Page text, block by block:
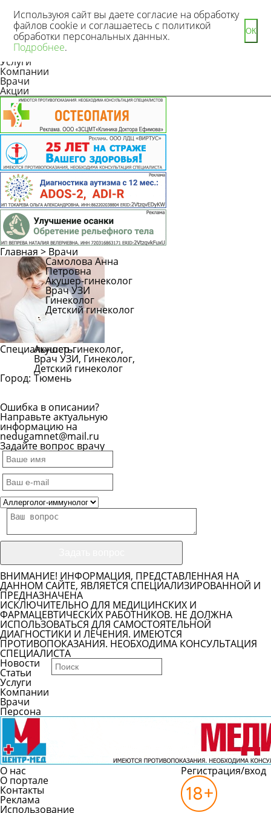
Новости
Статьи
Услуги
Компании
Врачи
Акции
Главная > Врачи
Самолова Анна
Петровна
Акушер-гинеколог
Врач УЗИ
Гинеколог
Детский гинеколог
Специальность:
Акушер-гинеколог,
Врач УЗИ, Гинеколог,
Детский гинеколог
Город: Тюмень
Ошибка в описании?
Направьте актуальную
информацию на
nedugamnet@mail.ru
Задайте вопрос врачу
ВНИМАНИЕ! ИНФОРМАЦИЯ, ПРЕДСТАВЛЕННАЯ НА
ДАННОМ САЙТЕ, ЯВЛЯЕТСЯ СПЕЦИАЛИЗИРОВАННОЙ И
ПРЕДНАЗНАЧЕНА
ИСКЛЮЧИТЕЛЬНО ДЛЯ МЕДИЦИНСКИХ И
ФАРМАЦЕВТИЧЕСКИХ РАБОТНИКОВ. НЕ ДОЛЖНА
ИСПОЛЬЗОВАТЬСЯ ДЛЯ САМОСТОЯТЕЛЬНОЙ
ДИАГНОСТИКИ И ЛЕЧЕНИЯ. ИМЕЮТСЯ
ПРОТИВОПОКАЗАНИЯ. НЕОБХОДИМА КОНСУЛЬТАЦИЯ
СПЕЦИАЛИСТА
Новости
Статьи
Услуги
Компании
Врачи
Персона
О нас
О портале
Контакты
Реклама
Использование
Регистрация/вход
Используюя сайт вы даете согласие на обработку
файлов cookie и соглашаетесь с политикой
обработки персональных данных.
Подробнее.
ОК